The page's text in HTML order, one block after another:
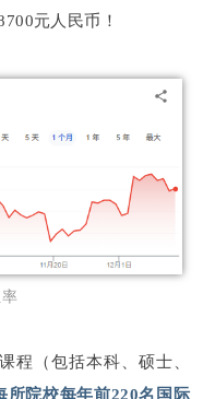
元人民币！
程（包括本科、硕士、
所院校每年前220名国际